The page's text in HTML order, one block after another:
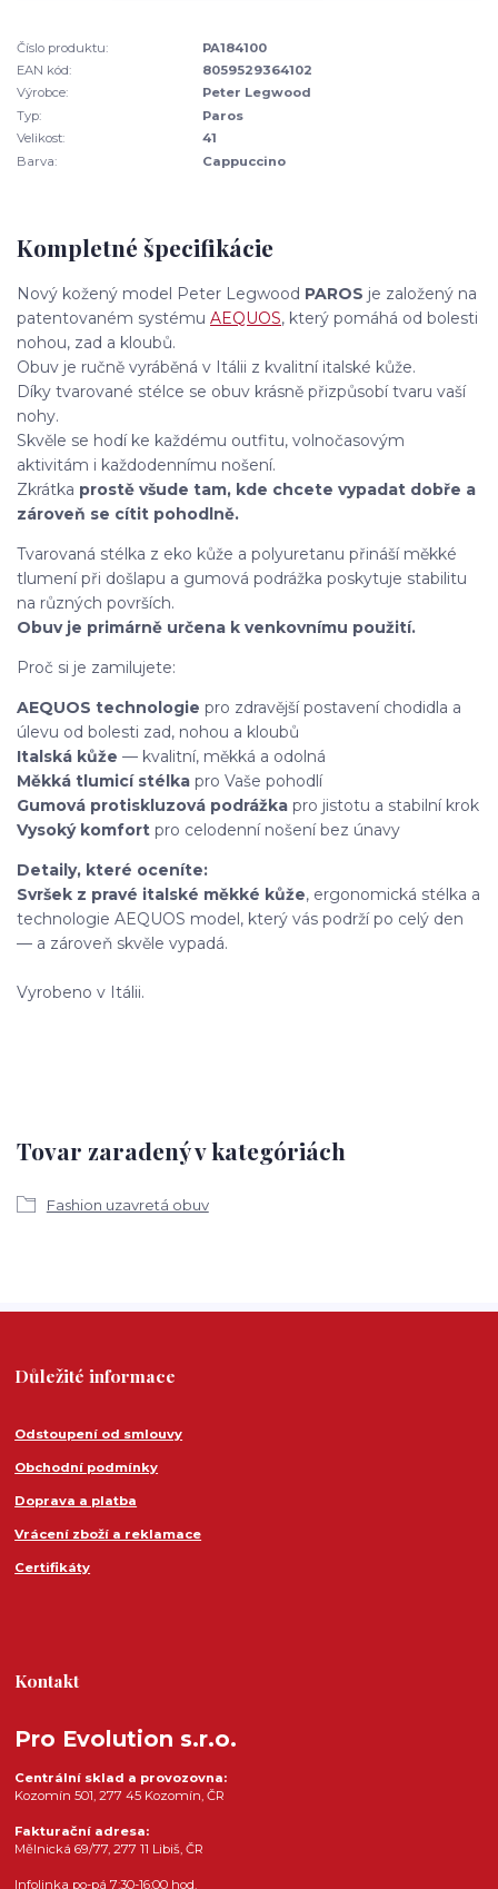
Číslo produktu:
PA184100
EAN kód:
8059529364102
Výrobce:
Peter Legwood
Typ:
Paros
Velikost:
41
Barva:
Cappuccino
Kompletné špecifikácie
Nový kožený model Peter Legwood PAROS je založený na
patentovaném systému AEQUOS, který pomáhá od bolesti
nohou, zad a kloubů.
Obuv je ručně vyráběná v Itálii z kvalitní italské kůže.
Díky tvarované stélce se obuv krásně přizpůsobí tvaru vaší
nohy.
Skvěle se hodí ke každému outfitu, volnočasovým
aktivitám i každodennímu nošení.
Zkrátka prostě všude tam, kde chcete vypadat dobře a
zároveň se cítit pohodlně.
Tvarovaná stélka z eko kůže a polyuretanu přináší měkké
tlumení při došlapu a gumová podrážka poskytuje stabilitu
na různých površích.
Obuv je primárně určena k venkovnímu použití.
Proč si je zamilujete:
AEQUOS technologie pro zdravější postavení chodidla a
úlevu od bolesti zad, nohou a kloubů
Italská kůže — kvalitní, měkká a odolná
Měkká tlumicí stélka pro Vaše pohodlí
Gumová protiskluzová podrážka pro jistotu a stabilní krok
Vysoký komfort pro celodenní nošení bez únavy
Detaily, které oceníte:
Svršek z pravé italské měkké kůže, ergonomická stélka a
technologie AEQUOS model, který vás podrží po celý den
— a zároveň skvěle vypadá.
Vyrobeno v Itálii.
Tovar zaradený v kategóriách
Fashion uzavretá obuv
Důležité informace
Odstoupení od smlouvy
Obchodní podmínky
Doprava a platba
Vrácení zboží a reklamace
Certifikáty
Kontakt
Pro Evolution s.r.o.
Centrální sklad a provozovna:
Kozomín 501, 277 45 Kozomín, ČR
Fakturační adresa:
Mělnická 69/77, 277 11 Libiš, ČR
Infolinka po-pá 7:30-16:00 hod.